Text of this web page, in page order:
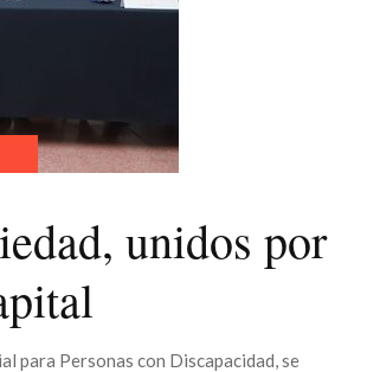
unidos por
para Personas con Discapacidad, se